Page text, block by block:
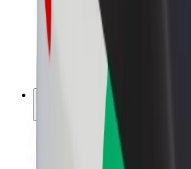
Zarada dostavljača
Bolt Food trgovci
O platformi Bolt